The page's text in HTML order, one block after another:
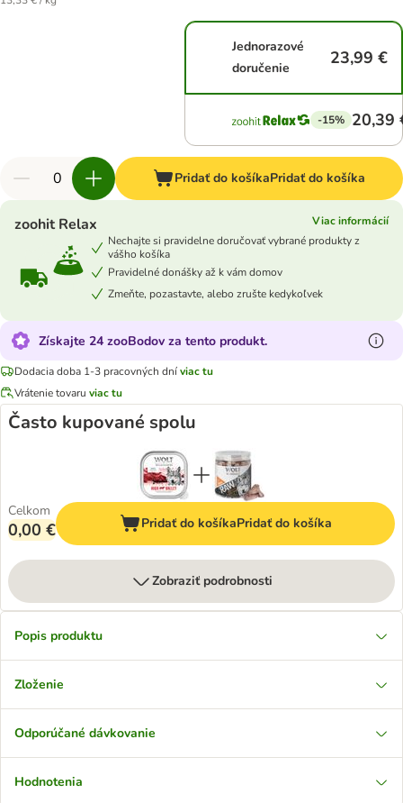
Jednorazové
doručenie
23,99 €
-15% 20,39
Pridať do košíkaPridať do košíka
zoohit Relax
Viac informácií
Nechajte si pravidelne doručovať vybrané produkty z
vášho košíka
Pravidelné donášky až k vám domov
Zmeňte, pozastavte, alebo zrušte kedykoľvek
Získajte 24 zooBodov za tento produkt.
Dodacia doba 1-3 pracovných dníviac tu
Vrátenie tovaru viac tu
Často kupované spolu
Celkom
0,00 € Pridať do košíkaPridať do košíka
Zobraziť podrobnosti
Popis produktu
Zloženie
Odporúčané dávkovanie
Hodnotenia